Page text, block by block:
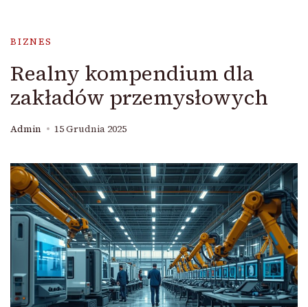
BIZNES
Realny kompendium dla
zakładów przemysłowych
Admin 15 Grudnia 2025